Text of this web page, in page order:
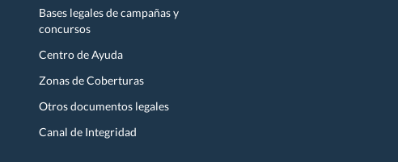
Bases legales de campañas y
concursos
Centro de Ayuda
Zonas de Coberturas
Otros documentos legales
Canal de Integridad